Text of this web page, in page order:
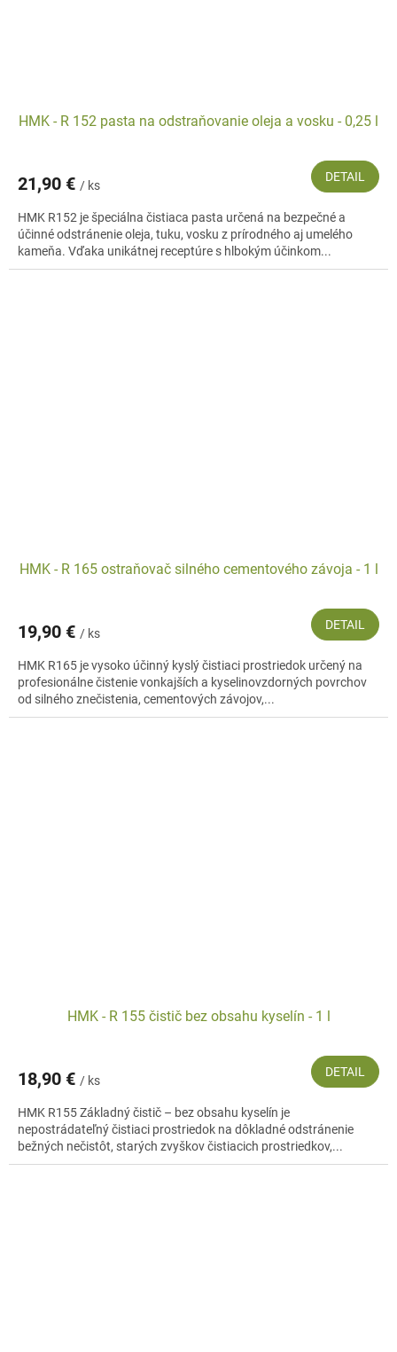
HMK - R 152 pasta na odstraňovanie oleja a vosku - 0,25 l
21,90 € / ks
DETAIL
HMK R152 je špeciálna čistiaca pasta určená na bezpečné a
účinné odstránenie oleja, tuku, vosku z prírodného aj umelého
kameňa. Vďaka unikátnej receptúre s hlbokým účinkom...
HMK - R 165 ostraňovač silného cementového závoja - 1 l
19,90 € / ks
DETAIL
HMK R165 je vysoko účinný kyslý čistiaci prostriedok určený na
profesionálne čistenie vonkajších a kyselinovzdorných povrchov
od silného znečistenia, cementových závojov,...
HMK - R 155 čistič bez obsahu kyselín - 1 l
18,90 € / ks
DETAIL
HMK R155 Základný čistič – bez obsahu kyselín je
nepostrádateľný čistiaci prostriedok na dôkladné odstránenie
bežných nečistôt, starých zvyškov čistiacich prostriedkov,...